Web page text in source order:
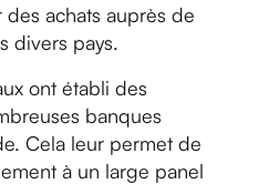
achats auprès de
divers pays.
ont établi des
banques
Cela leur permet de
à un large panel